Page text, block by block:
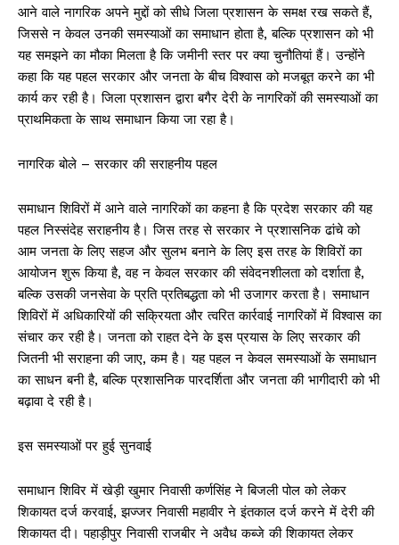
आने वाले नागरिक अपने मुद्दों को सीधे जिला प्रशासन के समक्ष रख सकते हैं,
जिससे न केवल उनकी समस्याओं का समाधान होता है, बल्कि प्रशासन को भी
यह समझने का मौका मिलता है कि जमीनी स्तर पर क्या चुनौतियां हैं। उन्होंने
कहा कि यह पहल सरकार और जनता के बीच विश्वास को मजबूत करने का भी
कार्य कर रही है। जिला प्रशासन द्वारा बगैर देरी के नागरिकों की समस्याओं का
प्राथमिकता के साथ समाधान किया जा रहा है।
नागरिक बोले – सरकार की सराहनीय पहल
समाधान शिविरों में आने वाले नागरिकों का कहना है कि प्रदेश सरकार की यह
पहल निस्संदेह सराहनीय है। जिस तरह से सरकार ने प्रशासनिक ढांचे को
आम जनता के लिए सहज और सुलभ बनाने के लिए इस तरह के शिविरों का
आयोजन शुरू किया है, वह न केवल सरकार की संवेदनशीलता को दर्शाता है,
बल्कि उसकी जनसेवा के प्रति प्रतिबद्धता को भी उजागर करता है। समाधान
शिविरों में अधिकारियों की सक्रियता और त्वरित कार्रवाई नागरिकों में विश्वास का
संचार कर रही है। जनता को राहत देने के इस प्रयास के लिए सरकार की
जितनी भी सराहना की जाए, कम है। यह पहल न केवल समस्याओं के समाधान
का साधन बनी है, बल्कि प्रशासनिक पारदर्शिता और जनता की भागीदारी को भी
बढ़ावा दे रही है।
इस समस्याओं पर हुई सुनवाई
समाधान शिविर में खेड़ी खुमार निवासी कर्णसिंह ने बिजली पोल को लेकर
शिकायत दर्ज करवाई, झज्जर निवासी महावीर ने इंतकाल दर्ज करने में देरी की
शिकायत दी। पहाड़ीपुर निवासी राजबीर ने अवैध कब्जे की शिकायत लेकर